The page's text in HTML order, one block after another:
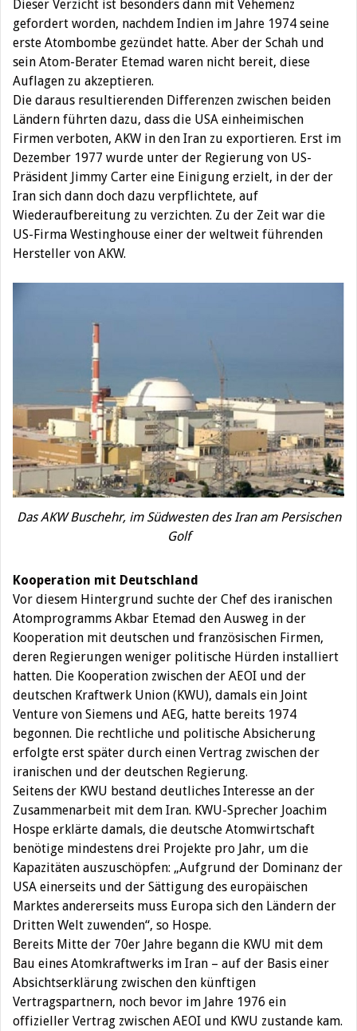
Dieser Verzicht ist besonders dann mit Vehemenz
gefordert worden, nachdem Indien im Jahre 1974 seine
erste Atombombe gezündet hatte. Aber der Schah und
sein Atom-Berater Etemad waren nicht bereit, diese
Auflagen zu akzeptieren.
Die daraus resultierenden Differenzen zwischen beiden
Ländern führten dazu, dass die USA einheimischen
Firmen verboten, AKW in den Iran zu exportieren. Erst im
Dezember 1977 wurde unter der Regierung von US-
Präsident Jimmy Carter eine Einigung erzielt, in der der
Iran sich dann doch dazu verpflichtete, auf
Wiederaufbereitung zu verzichten. Zu der Zeit war die
US-Firma Westinghouse einer der weltweit führenden
Hersteller von AKW.
Das AKW Buschehr, im Südwesten des Iran am Persischen
Golf
Kooperation mit Deutschland
Vor diesem Hintergrund suchte der Chef des iranischen
Atomprogramms Akbar Etemad den Ausweg in der
Kooperation mit deutschen und französischen Firmen,
deren Regierungen weniger politische Hürden installiert
hatten. Die Kooperation zwischen der AEOI und der
deutschen Kraftwerk Union (KWU), damals ein Joint
Venture von Siemens und AEG, hatte bereits 1974
begonnen. Die rechtliche und politische Absicherung
erfolgte erst später durch einen Vertrag zwischen der
iranischen und der deutschen Regierung.
Seitens der KWU bestand deutliches Interesse an der
Zusammenarbeit mit dem Iran. KWU-Sprecher Joachim
Hospe erklärte damals, die deutsche Atomwirtschaft
benötige mindestens drei Projekte pro Jahr, um die
Kapazitäten auszuschöpfen: „Aufgrund der Dominanz der
USA einerseits und der Sättigung des europäischen
Marktes andererseits muss Europa sich den Ländern der
Dritten Welt zuwenden“, so Hospe.
Bereits Mitte der 70er Jahre begann die KWU mit dem
Bau eines Atomkraftwerks im Iran – auf der Basis einer
Absichtserklärung zwischen den künftigen
Vertragspartnern, noch bevor im Jahre 1976 ein
offizieller Vertrag zwischen AEOI und KWU zustande kam.